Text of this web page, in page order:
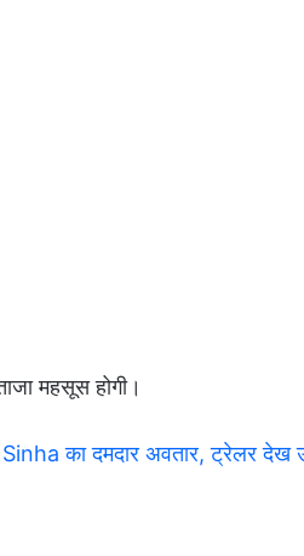
महसूस होगी।
का दमदार अवतार, ट्रेलर देख